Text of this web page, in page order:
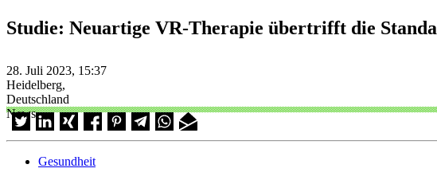
Studie: Neuartige VR-Therapie übertrifft die
28. Juli 2023, 15:37
Heidelberg,
Deutschland
News
Gesundheit